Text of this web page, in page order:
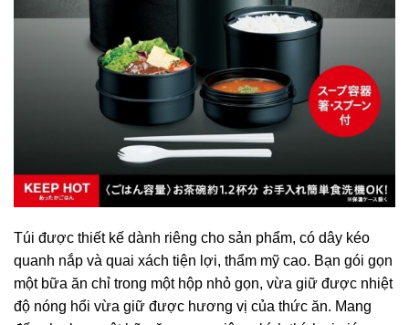
Túi được thiết kế dành riêng cho sản phẩm, có dây kéo
quanh nắp và quai xách tiện lợi, thẩm mỹ cao. Bạn gói gọn
một bữa ăn chỉ trong một hộp nhỏ gọn, vừa giữ được nhiệt
độ nóng hổi vừa giữ được hương vị của thức ăn. Mang